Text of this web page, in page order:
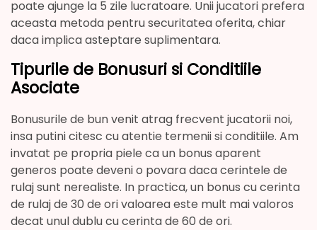
poate ajunge la 5 zile lucratoare. Unii jucatori prefera
aceasta metoda pentru securitatea oferita, chiar
daca implica asteptare suplimentara.
Tipurile de Bonusuri si Conditiile
Asociate
Bonusurile de bun venit atrag frecvent jucatorii noi,
insa putini citesc cu atentie termenii si conditiile. Am
invatat pe propria piele ca un bonus aparent
generos poate deveni o povara daca cerintele de
rulaj sunt nerealiste. In practica, un bonus cu cerinta
de rulaj de 30 de ori valoarea este mult mai valoros
decat unul dublu cu cerinta de 60 de ori.